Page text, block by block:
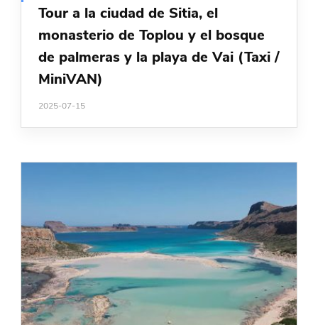
Tour a la ciudad de Sitia, el
monasterio de Toplou y el bosque
de palmeras y la playa de Vai (Taxi /
MiniVAN)
2025-07-15